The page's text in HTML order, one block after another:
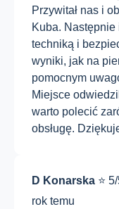
Przywitał nas i
Kuba. Następnie
techniką i
wyniki, jak na
pomocnym
Miejsce
warto polecić
obsługę.
D Konarska ⭐
rok temu